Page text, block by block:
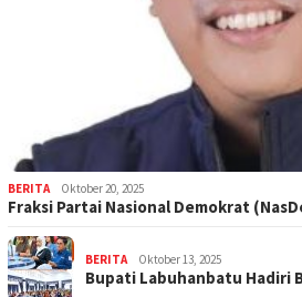
BERITA Oktober 20, 2025
Fraksi Partai Nasional Demokrat
BERITA Oktober 13, 2025
Bupati Labuhanbatu Hadiri